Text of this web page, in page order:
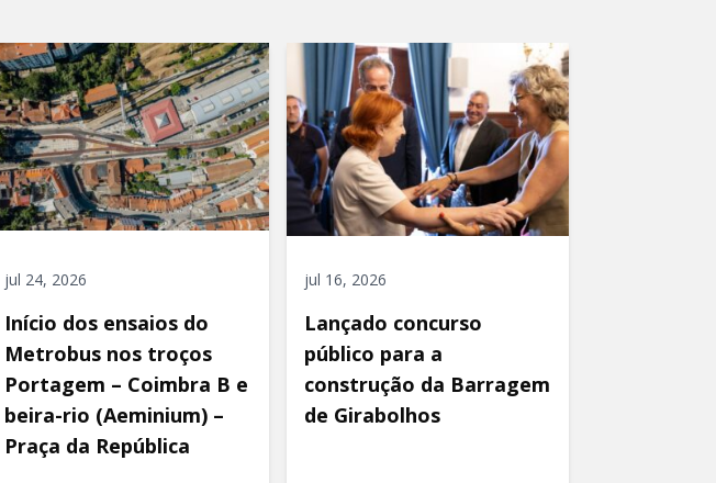
jul 24, 2026
Início dos ensaios do
Metrobus nos troços
Portagem – Coimbra B e
beira-rio (Aeminium) –
Praça da República
jul 16, 2026
Lançado concurso
público para a
construção da Barragem
de Girabolhos